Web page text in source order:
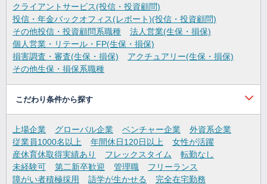
クライアントサービス(投信・投資顧問)
投信・年金バックオフィス(レポート)(投信・投資顧問)
その他投信・投資顧問系職種
法人営業(生保・損保)
個人営業・リテール・FP(生保・損保)
損害調査・審査(生保・損保)
アクチュアリー(生保・損保)
その他生保・損保系職種
こだわり条件から探す
上場企業 グローバル企業 ベンチャー企業
外資系企業
従業員1000名以上
年間休日120日以上
女性が活躍
産休育休取得実績あり
フレックスタイム
転勤なし
未経験可
第二新卒歓迎 管理職
フリーランス
障がい者積極採用
語学が生かせる
完全在宅勤務